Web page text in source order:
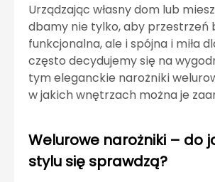
Urządzając własny dom lub
dbamy nie tylko, aby przestrzeń
funkcjonalna, ale i spójna i miła
często decydujemy się na
tym eleganckie narożniki
w jakich wnętrzach można je
Welurowe narożniki – do
stylu się sprawdzą?